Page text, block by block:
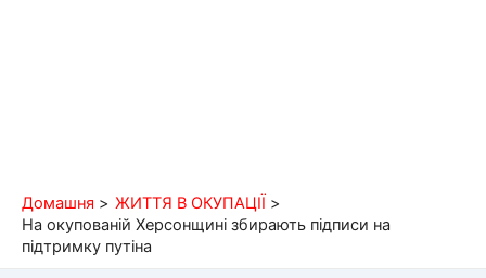
Домашня
ЖИТТЯ В ОКУПАЦІЇ
На окупованій Херсонщині збирають підписи на
підтримку путіна